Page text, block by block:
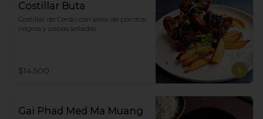
Costillar Buta
Costillar de Cerdo con salsa de porotos
negros y papas selladas
$14.500
Gai Phad Med Ma Muang